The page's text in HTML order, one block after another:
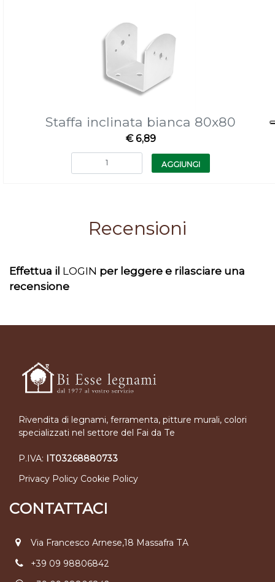
Staffa inclinata bianca 80x80
€ 6,89
Quantità
AGGIUNGI
Recensioni
Effettua il LOGIN per leggere e rilasciare una
recensione
Rivendita di legnami, ferramenta, pitture murali, colori
specializzati nel settore del Fai da Te
P.IVA: IT03268880733
Privacy Policy Cookie Policy
CONTATTACI
Via Francesco Arnese,18 Massafra TA
+39 09 98806842